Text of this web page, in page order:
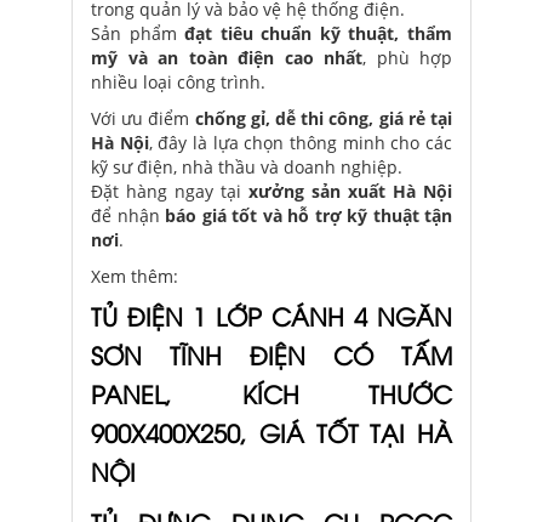
trong quản lý và bảo vệ hệ thống điện.
Sản phẩmđạt tiêu chuẩn kỹ thuật, thẩm
mỹ và an toàn điện cao nhất, phù hợp
nhiều loại công trình.
Với ưu điểm chống gỉ, dễ thi công, giá rẻ tại
Hà Nội, đây là lựa chọn thông minh cho các
kỹ sư điện, nhà thầu và doanh nghiệp.
Đặt hàng ngay tại xưởng sản xuất Hà Nội
để nhận báo giá tốt và hỗ trợ kỹ thuật tận
nơi.
Xem thêm:
TỦ ĐIỆN 1 LỚP CÁNH 4 NGĂN
SƠN TĨNH ĐIỆN CÓ TẤM
PANEL, KÍCH THƯỚC
900X400X250, GIÁ TỐT TẠI HÀ
NỘI